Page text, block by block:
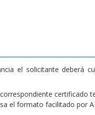
el solicitante deberá
certificado
el formato facilitado por